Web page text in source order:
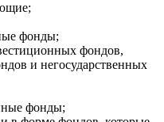
фонды;
фондов,
и негосударственных
фонды;